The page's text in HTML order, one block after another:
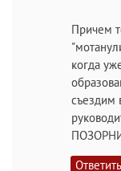
Причем
когда
съездим
Ответить